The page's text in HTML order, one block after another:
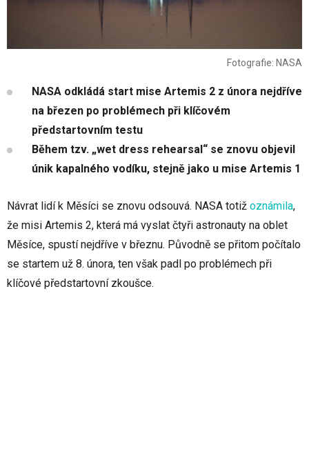
Fotografie: NASA
NASA odkládá start mise Artemis 2 z února nejdříve
na březen po problémech při klíčovém
předstartovním testu
Během tzv. „wet dress rehearsal“ se znovu objevil
únik kapalného vodíku, stejně jako u mise Artemis 1
Návrat lidí k Měsíci se znovu odsouvá. NASA totiž oznámila,
že misi Artemis 2, která má vyslat čtyři astronauty na oblet
Měsíce, spustí nejdříve v březnu. Původně se přitom počítalo
se startem už 8. února, ten však padl po problémech při
klíčové předstartovní zkoušce.